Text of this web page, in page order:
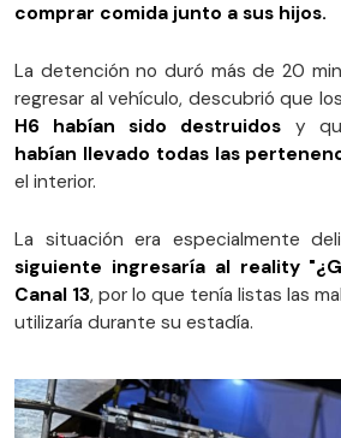
comprar comida junto a sus hijos.
La detención no duró más de 20
regresar al vehículo, descubrió que los
H6 habían sido destruidos y
habían llevado todas las
el interior.
La situación era especialmente
siguiente ingresaría al reality
Canal 13, por lo que tenía listas las
utilizaría durante su estadía.